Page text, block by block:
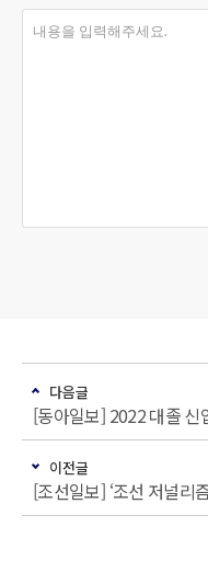
내용을 입력해주세요.
다음글
이전글
[조선일보] ‘조선 저널리